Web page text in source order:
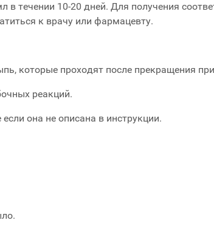
в течении 10-20 дней. Для получения
к врачу или фармацевту.
которые проходят после прекращения
реакций.
она не описана в инструкции.